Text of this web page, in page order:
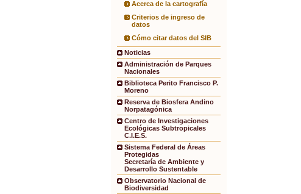
Acerca de la cartografía
Criterios de ingreso de
datos
Cómo citar datos del SIB
Noticias
Administración de Parques
Nacionales
Biblioteca Perito Francisco P.
Moreno
Reserva de Biosfera Andino
Norpatagónica
Centro de Investigaciones
Ecológicas Subtropicales
C.I.E.S.
Sistema Federal de Áreas
Protegidas
Secretaría de Ambiente y
Desarrollo Sustentable
Observatorio Nacional de
Biodiversidad